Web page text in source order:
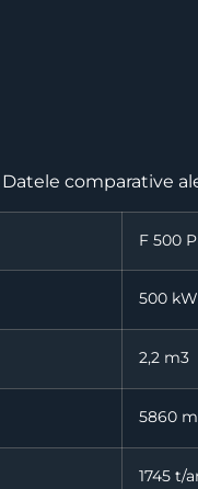
Datele comparative
F 500
500 kW
2,2 m3
5860
1745 t/